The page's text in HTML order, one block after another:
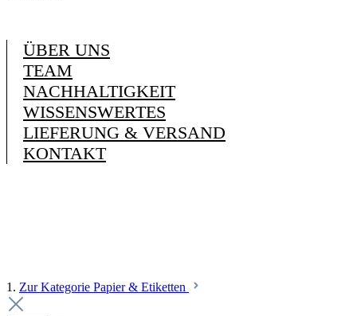
ÜBER UNS
TEAM
NACHHALTIGKEIT
WISSENSWERTES
LIEFERUNG & VERSAND
KONTAKT
1. Zur Kategorie Papier & Etiketten